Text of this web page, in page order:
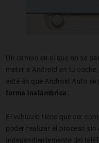
Un campo en el que no se
meter a Android en tu
está en que Android Auto se
forma inalámbrica
El vehículo tiene que ser
poder realizar el proceso sin
independientemente del